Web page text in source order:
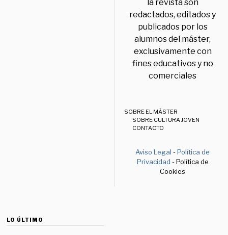
la revista son
redactados, editados y
publicados por los
alumnos del máster,
exclusivamente con
fines educativos y no
comerciales
SOBRE EL MÁSTER
SOBRE CULTURA JOVEN
CONTACTO
Aviso Legal -Política de
Privacidad - Política de
Cookies
LO ÚLTIMO